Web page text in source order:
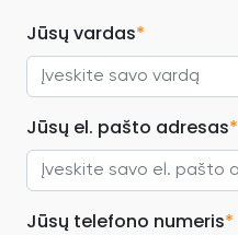
Jūsų vardas*
Jūsų el. pašto adresas*
Jūsų telefono numeris*